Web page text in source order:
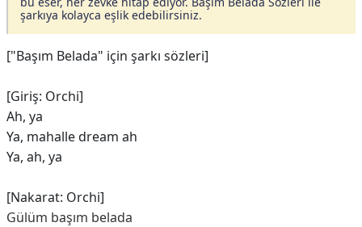
şarkıya kolayca eşlik edebilirsiniz.
["Başım Belada" için şarkı sözleri]
[Giriş: Orchi]
Ah, ya
Ya, mahalle dream ah
Ya, ah, ya
[Nakarat: Orchi]
Gülüm başım belada